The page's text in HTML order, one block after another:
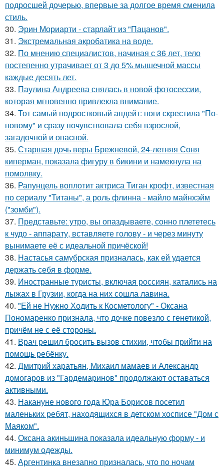
подросшей дочерью, впервые за долгое время сменила
стиль.
30. Эрин Мориарти - старлайт из "Пацанов".
31. Экстремальная акробатика на воде.
32. По мнению специалистов, начиная с 36 лет, тело
постепенно утрачивает от 3 до 5% мышечной массы
каждые десять лет.
33. Паулина Андреева снялась в новой фотосессии,
которая мгновенно привлекла внимание.
34. Тот самый подростковый апдейт: ноги скрестила "По-
новому" и сразу почувствовала себя взрослой,
загадочной и опасной.
35. Старшая дочь веры Брежневой, 24-летняя Соня
киперман, показала фигуру в бикини и намекнула на
помолвку.
36. Рапунцель воплотит актриса Тиган крофт, известная
по сериалу "Титаны", а роль флинна - майло майнхэйм
("зомби").
37. Представьте: утро, вы опаздываете, сонно плететесь
к чудо - аппарату, вставляете голову - и через минуту
вынимаете её с идеальной причёской!
38. Настасья самубрская призналась, как ей удается
держать себя в форме.
39. Иностранные туристы, включая россиян, катались на
лыжах в Грузии, когда на них сошла лавина.
40. "Ей не Нужно Ходить к Косметологу" - Оксана
Пономаренко признала, что дочке повезло с генетикой,
причём не с её стороны.
41. Врач решил бросить вызов стихии, чтобы прийти на
помощь ребёнку.
42. Дмитрий харатьян, Михаил мамаев и Александр
домогаров из "Гардемаринов" продолжают оставаться
активными.
43. Накануне нового года Юра Борисов посетил
маленьких ребят, находящихся в детском хосписе "Дом с
Маяком".
44. Оксана акиньшина показала идеальную форму - и
минимум одежды.
45. Аргентинка внезапно призналась, что по ночам